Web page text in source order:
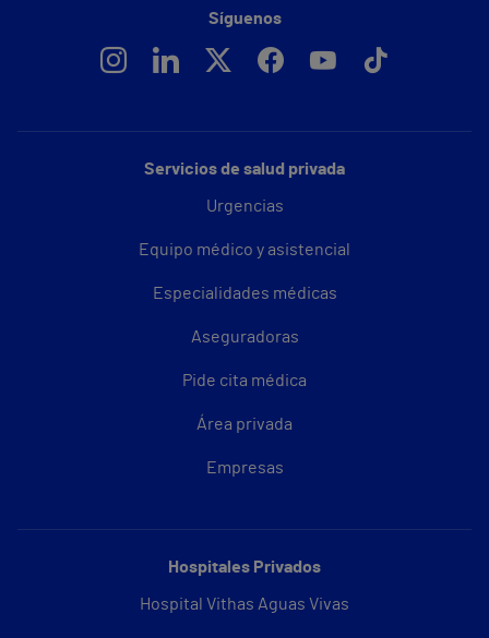
Servicios de salud privada
Urgencias
Equipo médico y asistencial
Especialidades médicas
Aseguradoras
Pide cita médica
Área privada
Empresas
Hospitales Privados
Hospital Vithas Aguas Vivas
Síguenos